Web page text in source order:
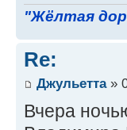
"Жёлтая
Re:
Джульетта»
Вчера